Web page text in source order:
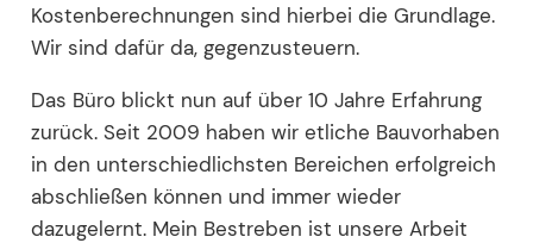
Kostenberechnungen sind hierbei die Grundlage.
Wir sind dafür da, gegenzusteuern.
Das Büro blickt nun auf über 10 Jahre Erfahrung
zurück. Seit 2009 haben wir etliche Bauvorhaben
in den unterschiedlichsten Bereichen erfolgreich
abschließen können und immer wieder
dazugelernt. Mein Bestreben ist unsere Arbeit